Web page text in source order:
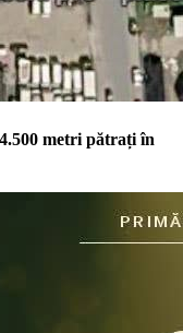
metri pătrați în